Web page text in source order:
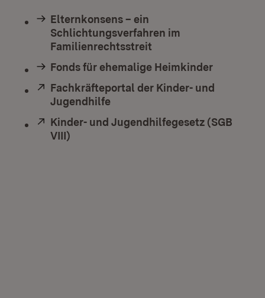
Elternkonsens – ein
Schlichtungsverfahren im
Familienrechtsstreit
Fonds für ehemalige Heimkinder
Extern:
Fachkräfteportal der Kinder- und
Jugendhilfe
Extern:
Kinder- und Jugendhilfegesetz (SGB
VIII)